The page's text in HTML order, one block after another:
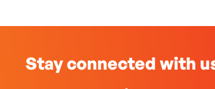
Stay connected with